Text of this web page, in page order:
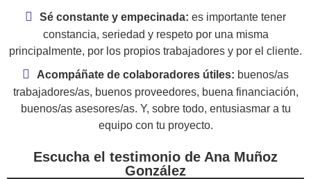
Sé constante y empecinada: es importante tener
constancia, seriedad y respeto por una misma
principalmente, por los propios trabajadores y por el cliente.
Acompáñate de colaboradores útiles: buenos/as
trabajadores/as, buenos proveedores, buena financiación,
buenos/as asesores/as. Y, sobre todo, entusiasmar a tu
equipo con tu proyecto.
Escucha el testimonio de Ana Muñoz
González